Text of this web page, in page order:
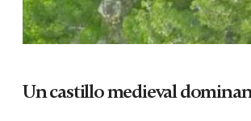
Un castillo medieval